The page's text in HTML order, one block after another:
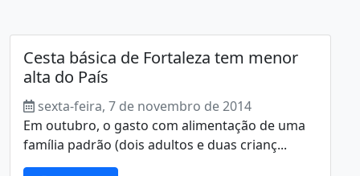
Cesta básica de Fortaleza tem menor
alta do País
sexta-feira, 7 de novembro de 2014
Em outubro, o gasto com alimentação de uma
família padrão (dois adultos e duas crianç...